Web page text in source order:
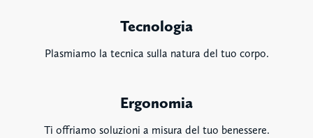
Tecnologia
Plasmiamo la tecnica sulla natura del tuo corpo.
Ergonomia
Ti offriamo soluzioni a misura del tuo benessere.